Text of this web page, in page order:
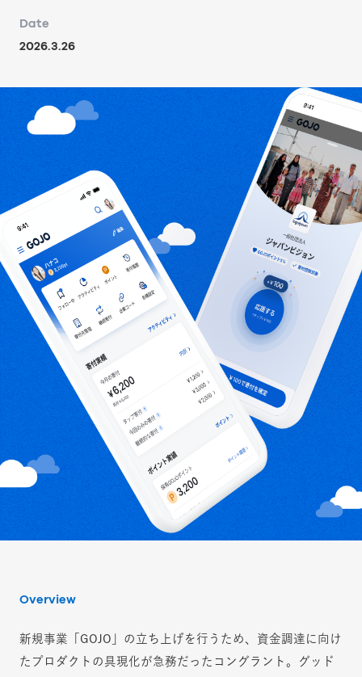
Date
2026.3.26
Overview
新規事業「GOJO」の立ち上げを行うため、資金調達に向け
たプロダクトの具現化が急務だったコングラント。グッド